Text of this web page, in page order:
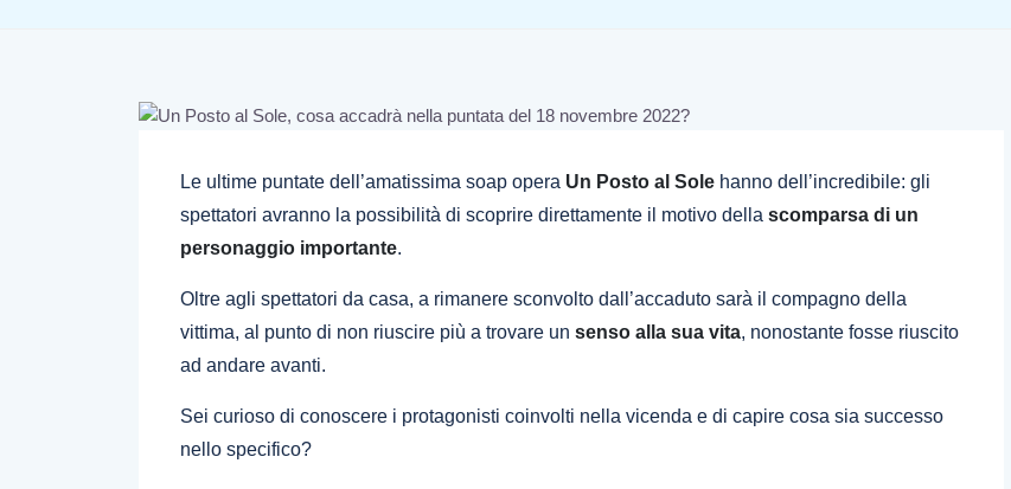
Le ultime puntate dell’amatissima soap opera Un Posto al Sole hanno dell’incredibile: gli
spettatori avranno la possibilità di scoprire direttamente il motivo della scomparsa di un
personaggio importante.
Oltre agli spettatori da casa, a rimanere sconvolto dall’accaduto sarà il compagno della
vittima, al punto di non riuscire più a trovare un senso alla sua vita, nonostante fosse riuscito
ad andare avanti.
Sei curioso di conoscere i protagonisti coinvolti nella vicenda e di capire cosa sia successo
nello specifico?